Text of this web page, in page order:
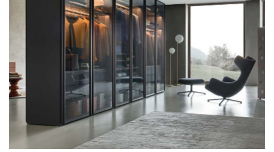
Sangiacomo Sirio